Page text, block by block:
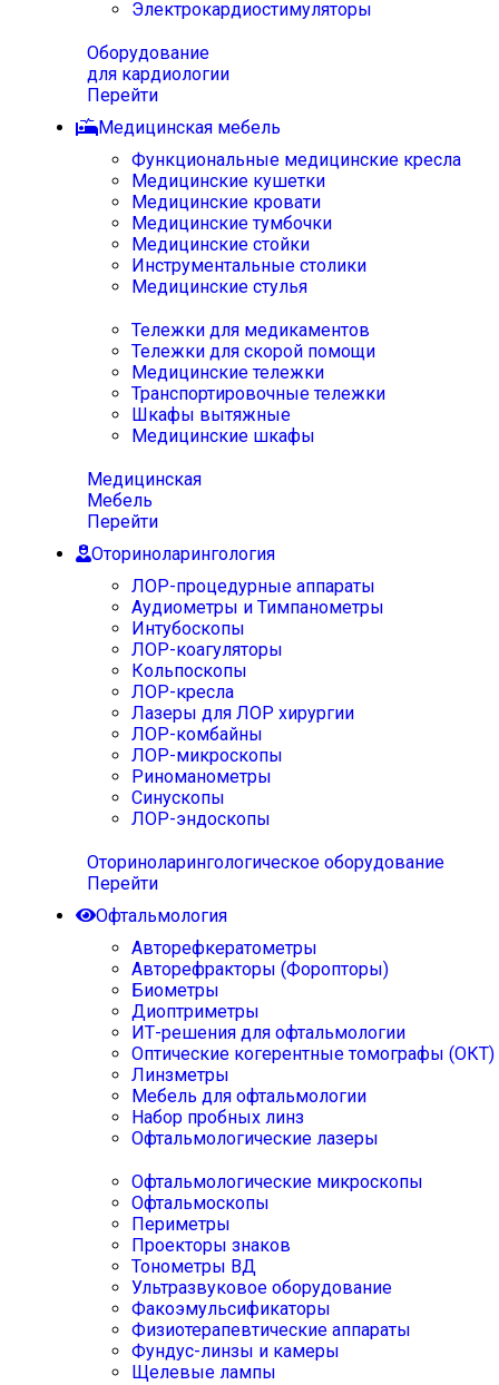
Электрокардиостимуляторы
Оборудование
для кардиологии
Перейти
Медицинская мебель
Функциональные медицинские кресла
Медицинские кушетки
Медицинские кровати
Медицинские тумбочки
Медицинские стойки
Инструментальные столики
Медицинские стулья
Тележки для медикаментов
Тележки для скорой помощи
Медицинские тележки
Транспортировочные тележки
Шкафы вытяжные
Медицинские шкафы
Медицинская
Мебель
Перейти
Оториноларингология
ЛОР-процедурные аппараты
Аудиометры и Тимпанометры
Интубоскопы
ЛОР-коагуляторы
Кольпоскопы
ЛОР-кресла
Лазеры для ЛОР хирургии
ЛОР-комбайны
ЛОР-микроскопы
Риноманометры
Синускопы
ЛОР-эндоскопы
Оториноларингологическое оборудование
Перейти
Офтальмология
Авторефкератометры
Авторефракторы (Форопторы)
Биометры
Диоптриметры
ИТ-решения для офтальмологии
Оптические когерентные томографы (ОКТ)
Линзметры
Мебель для офтальмологии
Набор пробных линз
Офтальмологические лазеры
Офтальмологические микроскопы
Офтальмоскопы
Периметры
Проекторы знаков
Тонометры ВД
Ультразвуковое оборудование
Факоэмульсификаторы
Физиотерапевтические аппараты
Фундус-линзы и камеры
Щелевые лампы